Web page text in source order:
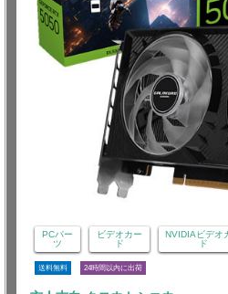
PCパー
ツ
ビデオカー
ド
NVIDIAビデオ
ド
送料無料 24時間以内に出荷